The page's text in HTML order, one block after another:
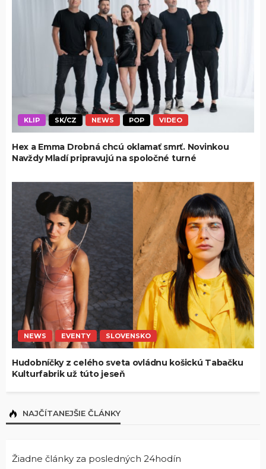
KLIP SK/CZ NEWS POP VIDEO
Hex a Emma Drobná chcú oklamať smrť. Novinkou
Navždy Mladí pripravujú na spoločné turné
NEWS EVENTY SLOVENSKO
Hudobníčky z celého sveta ovládnu košickú Tabačku
Kulturfabrik už túto jeseň
NAJČÍTANEJŠIE ČLÁNKY
Žiadne články za posledných 24hodín